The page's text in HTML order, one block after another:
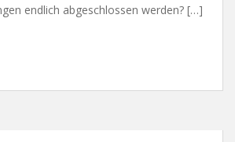
endlich abgeschlossen werden? […]